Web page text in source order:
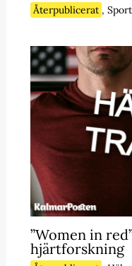
Återpublicerat , Sport
”Women in
hjärtforskning